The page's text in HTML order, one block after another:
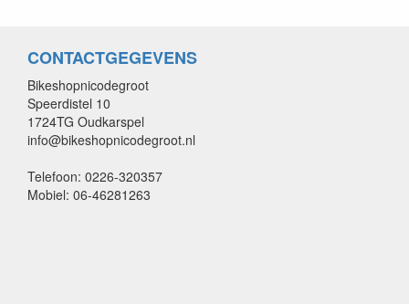
CONTACTGEGEVENS
Bikeshopnicodegroot
Speerdistel 10
1724TG Oudkarspel
info@bikeshopnicodegroot.nl
Telefoon: 0226-320357
Mobiel: 06-46281263